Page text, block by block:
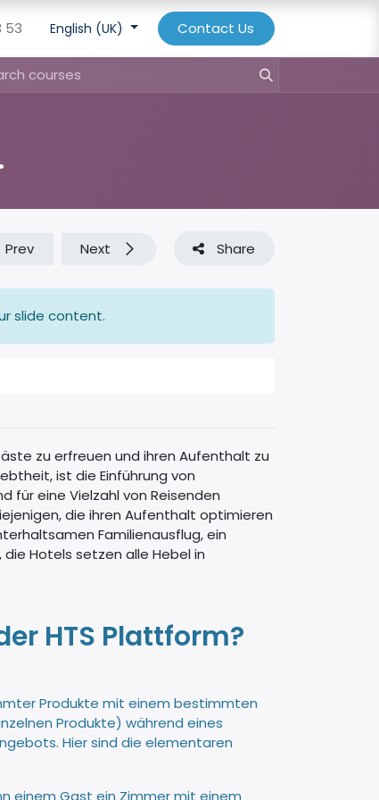
53 English (UK) Contact Us
Prev Next Share
slide content.
zu erfreuen und ihren Aufenthalt zu
ist die Einführung von
für eine Vielzahl von Reisenden
die ihren Aufenthalt optimieren
Familienausflug, ein
Hotels setzen alle Hebel in
HTS Plattform?
Produkte mit einem bestimmten
Produkte) während eines
Hier sind die elementaren